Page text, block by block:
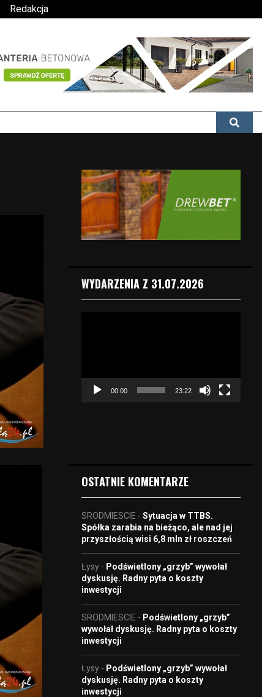
Redakcja
WYDARZENIA Z 31.07.2026
e
o
00:00 23:22
OSTATNIE KOMENTARZE
SRODMIESCIE - Sytuacja w TTBS.
Spółka zarabia na bieżąco, ale nad jej
przyszłością wisi 6,8 mln zł roszczeń
Łysy - Podświetlony „grzyb” wywołał
dyskusję. Radny pyta o koszty
inwestycji
SRODMIESCIE - Podświetlony „grzyb”
wywołał dyskusję. Radny pyta o koszty
inwestycji
Łysy - Podświetlony „grzyb” wywołał
dyskusję. Radny pyta o koszty
inwestycji